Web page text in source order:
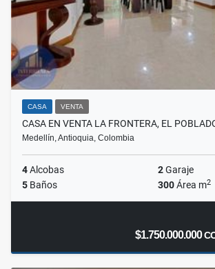
CASA VENTA
CASA EN VENTA LA FRONTERA, EL
Medellín, Antioquia, Colombia
4Alcobas 2Garaje
5 Baños 300Área m2
$1.750.000.000